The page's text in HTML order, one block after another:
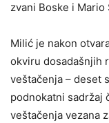
zvani Boske i
Milić je nakon
okviru dosadašnjih
veštačenja – deset
podnokatni sadržaj
veštačenja vezana